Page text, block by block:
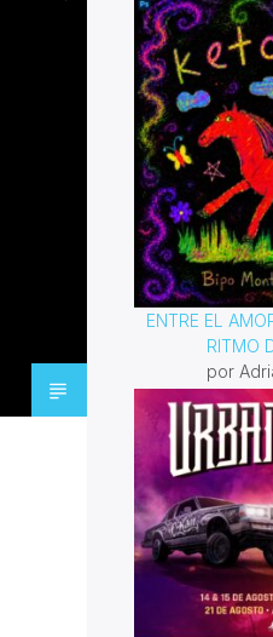
la
Sábado
ENTRE EL
RITMO
por